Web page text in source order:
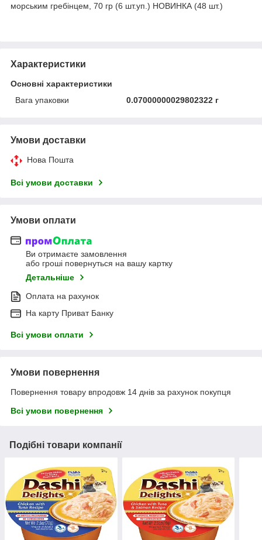
морським гребінцем, 70 гр (6 шт.уп.) НОВИНКА (48 шт.)
Характеристики
Основні характеристики
Вага упаковки
0.07000000029802322 г
Умови доставки
Нова Пошта
Всі умови доставки
Умови оплати
Ви отримаєте замовлення
або гроші повернуться на вашу картку
Детальніше
Оплата на рахунок
На карту Приват Банку
Всі умови оплати
Умови повернення
Повернення товару впродовж 14 днів за рахунок покупця
Всі умови повернення
Подібні товари компанії